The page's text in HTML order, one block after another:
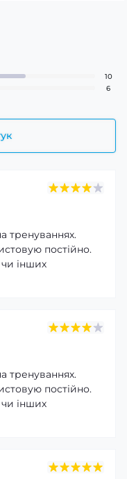
10
6
тренуваннях.
постійно.
чи інших
тренуваннях.
постійно.
чи інших